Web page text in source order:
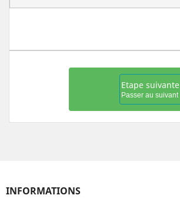
Etape suivante
Passer au suivant
INFORMATIONS